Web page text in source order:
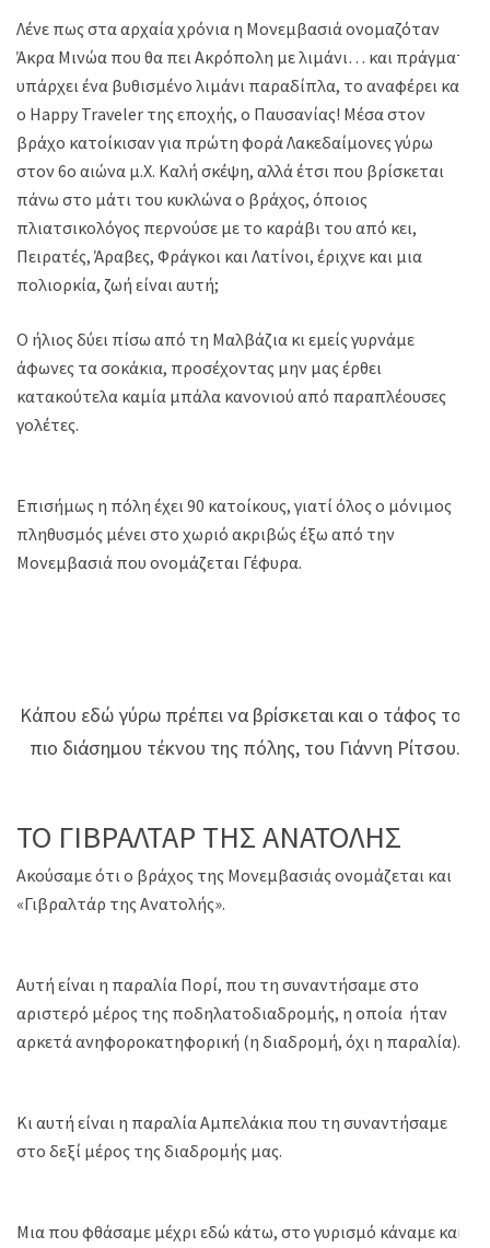
Λένε πως στα αρχαία χρόνια η Μονεμβασιά ονομαζόταν
Άκρα Μινώα που θα πει Ακρόπολη με λιμάνι… και πράγματι
υπάρχει ένα βυθισμένο λιμάνι παραδίπλα, το αναφέρει και
ο Happy Traveler της εποχής, ο Παυσανίας! Μέσα στον
βράχο κατοίκισαν για πρώτη φορά Λακεδαίμονες γύρω
στον 6ο αιώνα μ.Χ. Καλή σκέψη, αλλά έτσι που βρίσκεται
πάνω στο μάτι του κυκλώνα ο βράχος, όποιος
πλιατσικολόγος περνούσε με το καράβι του από κει,
Πειρατές, Άραβες, Φράγκοι και Λατίνοι, έριχνε και μια
πολιορκία, ζωή είναι αυτή;
Ο ήλιος δύει πίσω από τη Μαλβάζια κι εμείς γυρνάμε
άφωνες τα σοκάκια, προσέχοντας μην μας έρθει
κατακούτελα καμία μπάλα κανονιού από παραπλέουσες
γολέτες.
Επισήμως η πόλη έχει 90 κατοίκους, γιατί όλος ο μόνιμος
πληθυσμός μένει στο χωριό ακριβώς έξω από την
Μονεμβασιά που ονομάζεται Γέφυρα.
Κάπου εδώ γύρω πρέπει να βρίσκεται και ο τάφος του
πιο διάσημου τέκνου της πόλης, του Γιάννη Ρίτσου.
ΤΟ ΓΙΒΡΑΛΤΑΡ ΤΗΣ ΑΝΑΤΟΛΗΣ
Ακούσαμε ότι ο βράχος της Μονεμβασιάς ονομάζεται και
«Γιβραλτάρ της Ανατολής».
Αυτή είναι η παραλία Πορί, που τη συναντήσαμε στο
αριστερό μέρος της ποδηλατοδιαδρομής, η οποία ήταν
αρκετά ανηφοροκατηφορική (η διαδρομή, όχι η παραλία).
Κι αυτή είναι η παραλία Αμπελάκια που τη συναντήσαμε
στο δεξί μέρος της διαδρομής μας.
Μια που φθάσαμε μέχρι εδώ κάτω, στο γυρισμό κάναμε και